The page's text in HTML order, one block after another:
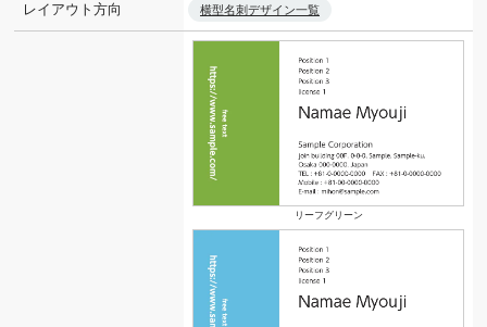
レイアウト方向 横型名刺デザイン一覧
リーフグリーン